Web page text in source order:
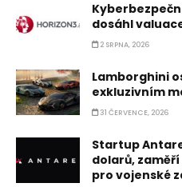
dosáhl
2 SRPNA, 2026
Lamborghini
exkluzivním
31 ČERVENCE, 2026
Startup
dolarů,
pro vojenské